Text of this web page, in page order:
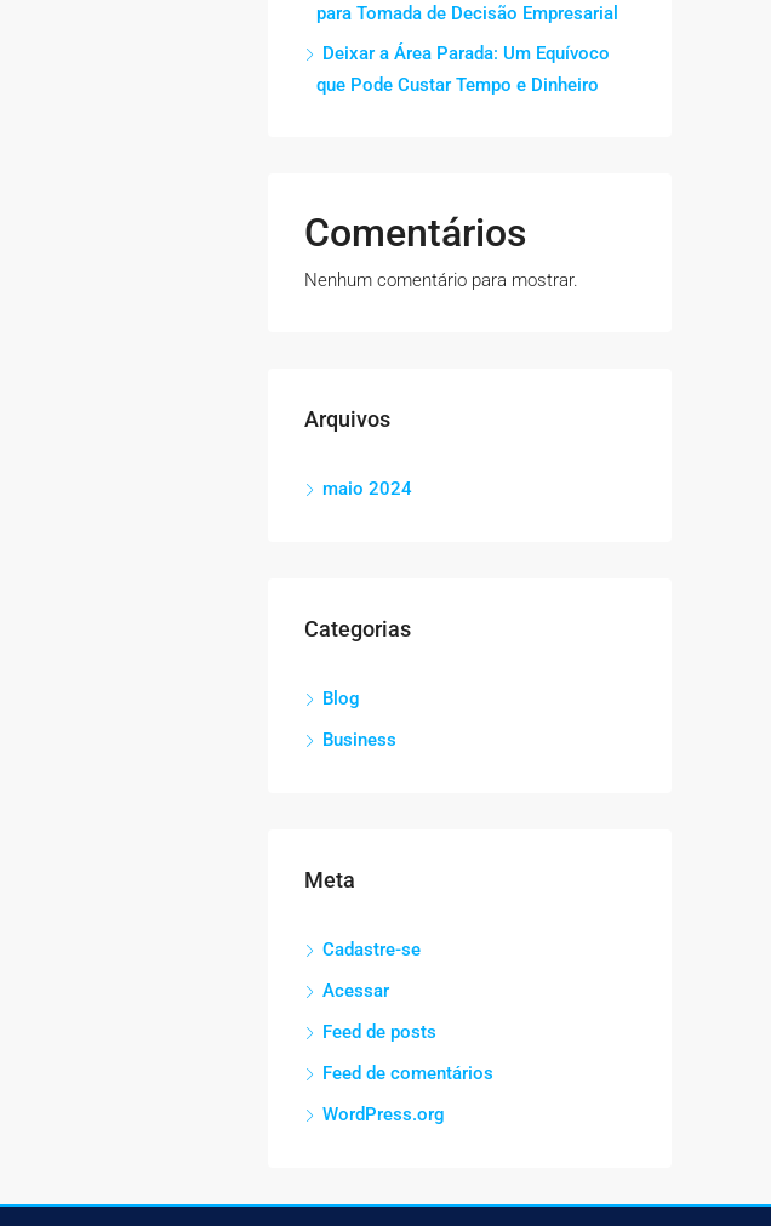
para Tomada de Decisão Empresarial
Deixar a Área Parada: Um Equívoco
que Pode Custar Tempo e Dinheiro
Comentários
Nenhum comentário para mostrar.
Arquivos
maio 2024
Categorias
Blog
Business
Meta
Cadastre-se
Acessar
Feed de posts
Feed de comentários
WordPress.org